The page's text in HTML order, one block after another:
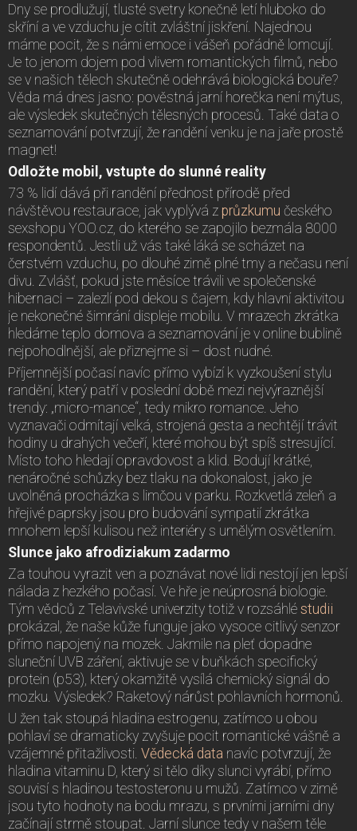
Dny se prodlužují, tlusté svetry konečně letí hluboko do
skříní a ve vzduchu je cítit zvláštní jiskření. Najednou
máme pocit, že s námi emoce i vášeň pořádně lomcují.
Je to jenom dojem pod vlivem romantických filmů, nebo
se v našich tělech skutečně odehrává biologická bouře?
Věda má dnes jasno: pověstná jarní horečka není mýtus,
ale výsledek skutečných tělesných procesů. Také data o
seznamování potvrzují, že randění venku je na jaře prostě
magnet!
Odložte mobil, vstupte do slunné reality
73 % lidí dává při randění přednost přírodě před
návštěvou restaurace, jak vyplývá z průzkumu českého
sexshopu YOO.cz, do kterého se zapojilo bezmála 8000
respondentů. Jestli už vás také láká se scházet na
čerstvém vzduchu, po dlouhé zimě plné tmy a nečasu není
divu. Zvlášť, pokud jste měsíce trávili ve společenské
hibernaci – zalezlí pod dekou s čajem, kdy hlavní aktivitou
je nekonečné šimrání displeje mobilu. V mrazech zkrátka
hledáme teplo domova a seznamování je v online bublině
nejpohodlnější, ale přiznejme si – dost nudné.
Příjemnější počasí navíc přímo vybízí k vyzkoušení stylu
randění, který patří v poslední době mezi nejvýraznější
trendy: „micro-mance“, tedy mikro romance. Jeho
vyznavači odmítají velká, strojená gesta a nechtějí trávit
hodiny u drahých večeří, které mohou být spíš stresující.
Místo toho hledají opravdovost a klid. Bodují krátké,
nenáročné schůzky bez tlaku na dokonalost, jako je
uvolněná procházka s limčou v parku. Rozkvetlá zeleň a
hřejivé paprsky jsou pro budování sympatií zkrátka
mnohem lepší kulisou než interiéry s umělým osvětlením.
Slunce jako afrodiziakum zadarmo
Za touhou vyrazit ven a poznávat nové lidi nestojí jen lepší
nálada z hezkého počasí. Ve hře je neúprosná biologie.
Tým vědců z Telavivské univerzity totiž v rozsáhlé studii
prokázal, že naše kůže funguje jako vysoce citlivý senzor
přímo napojený na mozek. Jakmile na pleť dopadne
sluneční UVB záření, aktivuje se v buňkách specifický
protein (p53), který okamžitě vysílá chemický signál do
mozku. Výsledek? Raketový nárůst pohlavních hormonů.
U žen tak stoupá hladina estrogenu, zatímco u obou
pohlaví se dramaticky zvyšuje pocit romantické vášně a
vzájemné přitažlivosti. Vědecká data navíc potvrzují, že
hladina vitaminu D, který si tělo díky slunci vyrábí, přímo
souvisí s hladinou testosteronu u mužů. Zatímco v zimě
jsou tyto hodnoty na bodu mrazu, s prvními jarními dny
začínají strmě stoupat. Jarní slunce tedy v našem těle